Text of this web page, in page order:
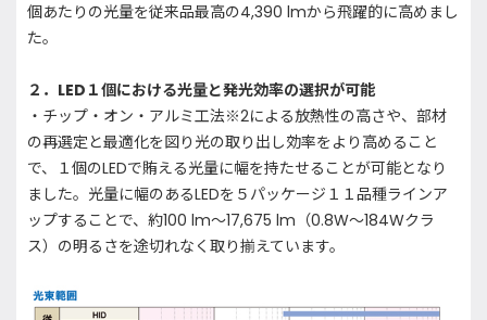
個あたりの光量を従来品最高の4,390 lmから飛躍的に高めまし
た。
２．LED１個における光量と発光効率の選択が可能
・チップ・オン・アルミ工法※2による放熱性の高さや、部材
の再選定と最適化を図り光の取り出し効率をより高めること
で、１個のLEDで賄える光量に幅を持たせることが可能となり
ました。光量に幅のあるLEDを５パッケージ１１品種ラインア
ップすることで、約100 lm～17,675 lm（0.8W～184Wクラ
ス）の明るさを途切れなく取り揃えています。